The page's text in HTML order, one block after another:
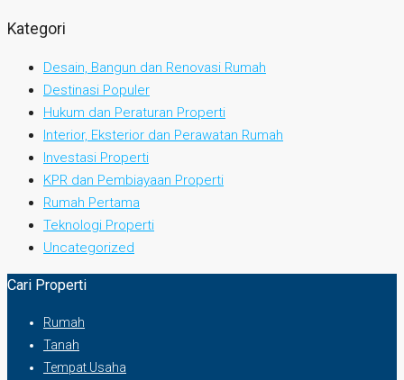
Kategori
Desain, Bangun dan Renovasi Rumah
Destinasi Populer
Hukum dan Peraturan Properti
Interior, Eksterior dan Perawatan Rumah
Investasi Properti
KPR dan Pembiayaan Properti
Rumah Pertama
Teknologi Properti
Uncategorized
Cari Properti
Rumah
Tanah
Tempat Usaha